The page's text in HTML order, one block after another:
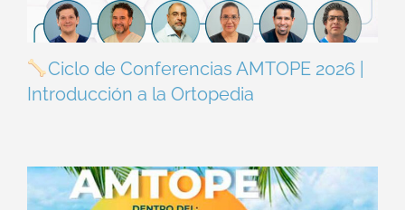
Ciclo de Conferencias AMTOPE 2026 |
Introducción a la Ortopedia